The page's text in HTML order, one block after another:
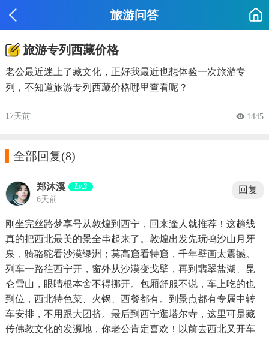
旅游问答
旅游专列西藏价格
老公最近迷上了藏文化，正好我最近也想体验一次旅游专
列，不知道旅游专列西藏价格哪里查看呢？
17天前  1445
全部回复(8)
郑沐溪 Lv.3
6天前
回复
刚坐完丝路梦享号从敦煌到西宁，回来逢人就推荐！这趟线
真的把西北最美的景全串起来了。敦煌出发先玩鸣沙山月牙
泉，骑骆驼看沙漠绿洲；莫高窟看特窟，千年壁画太震撼。
列车一路往西宁开，窗外从沙漠变戈壁，再到翡翠盐湖、昆
仑雪山，眼睛根本舍不得挪开。包厢舒服不说，车上吃的也
到位，西北特色菜、火锅、西餐都有。到景点都有专属中转
车安排，不用跟大团挤。最后到西宁逛塔尔寺，这里可是藏
传佛教文化的发源地，你老公肯定喜欢！以前去西北又开车